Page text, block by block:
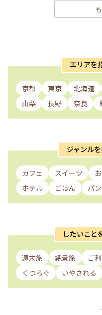
エリアを
京都 東京 北海道
山梨
長野 奈良
ジャンル
カフェ スイーツ
ホテル
ごはん パン
したいこと
週末旅 絶景旅 ご
くつろぐ
いやされる